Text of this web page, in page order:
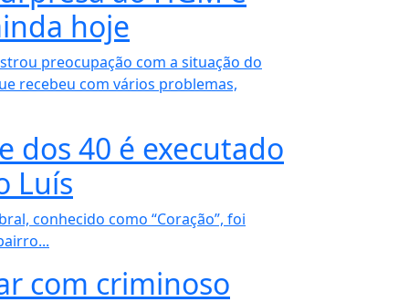
hoje
preocupação com a situação do
recebeu com vários problemas,
dos 40 é executado
Luís
conhecido como “Coração”, foi
com criminoso